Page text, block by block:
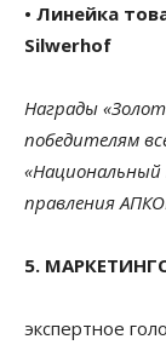
• Линейка
Silwerhof
Награды
победителям
«Национальный
правления
5.
экспертное